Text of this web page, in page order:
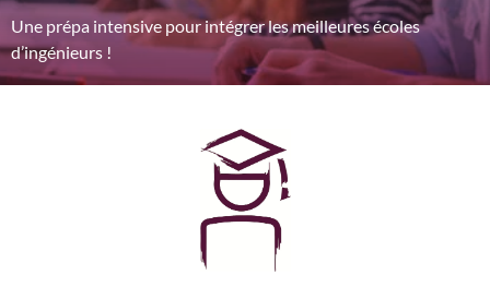
Une prépa intensive pour intégrer les meilleures écoles
d’ingénieurs !